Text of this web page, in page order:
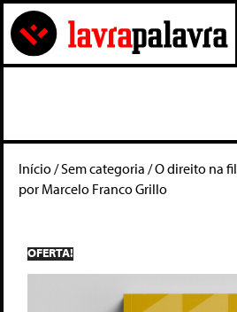
Início/Sem categoria / O direito na
por Marcelo Franco Grillo
OFERTA!